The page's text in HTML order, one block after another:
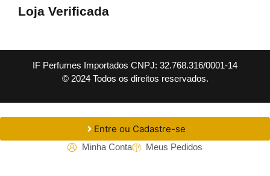
Loja Verificada
IF Perfumes Importados CNPJ: 32.768.316/0001-14
© 2024 Todos os direitos reservados.
Entre ou Cadastre-se
Minha Conta Meus Pedidos